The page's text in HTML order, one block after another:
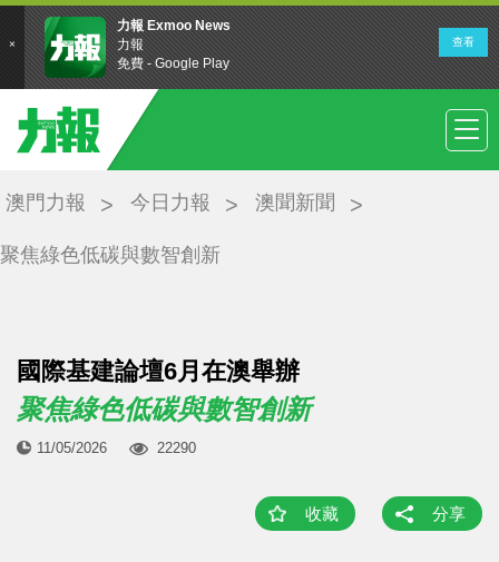
澳門力報 今日力報 澳聞新聞
聚焦綠色低碳與數智創新
國際基建論壇6月在澳舉辦
聚焦綠色低碳與數智創新
11/05/2026 22290
收藏 分享